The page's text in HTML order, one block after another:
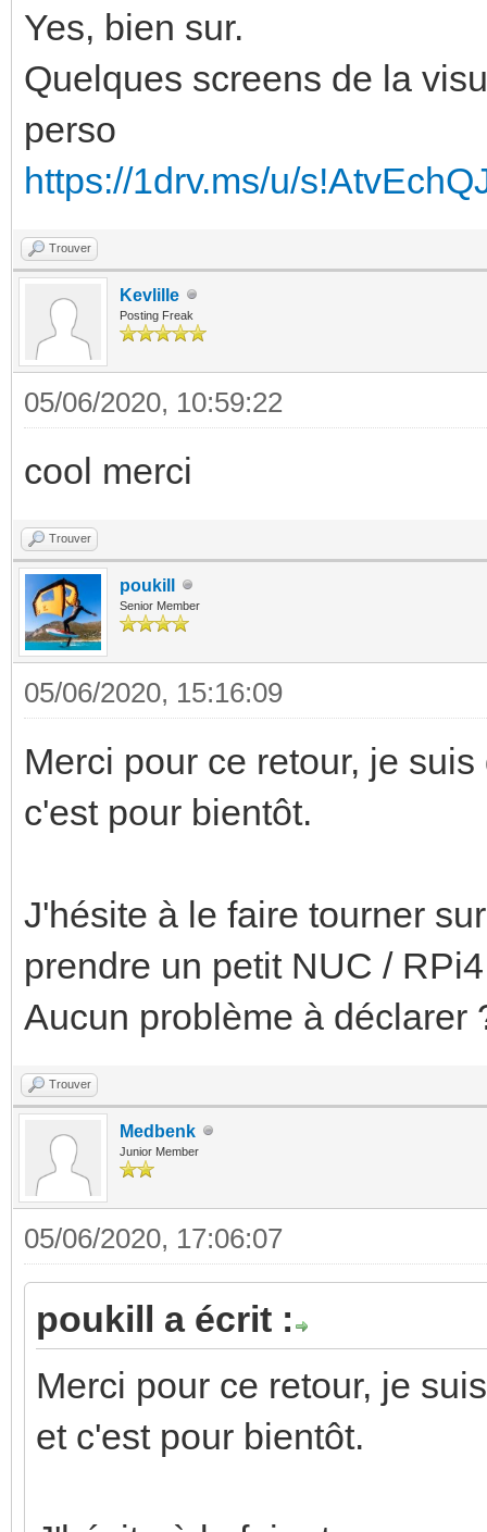
Yes, bien sur.
Quelques screens de la
perso
https://1drv.ms/u/
Trouver
Kevlille
Posting Freak
05/06/2020, 10:59:22
cool merci
Trouver
poukill
Senior Member
05/06/2020, 15:16:09
Merci pour ce retour, je
c'est pour bientôt.
J'hésite à le faire tourner
prendre un petit NUC /
Aucun problème à déclarer
Trouver
Medbenk
Junior Member
05/06/2020, 17:06:07
poukill a écrit :
Merci pour ce retour, je
et c'est pour bientôt.